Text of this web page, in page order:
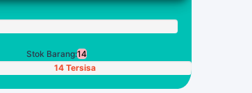
Stok Barang:14
14 Tersisa